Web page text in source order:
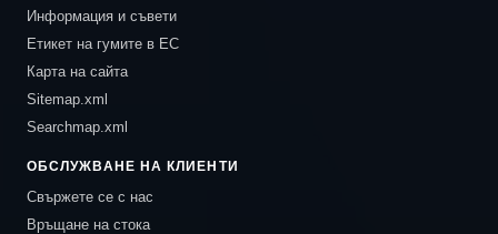
Информация и съвети
Етикет на гумите в ЕС
Карта на сайта
Sitemap.xml
Searchmap.xml
ОБСЛУЖВАНЕ НА КЛИЕНТИ
Свържете се с нас
Връщане на стока